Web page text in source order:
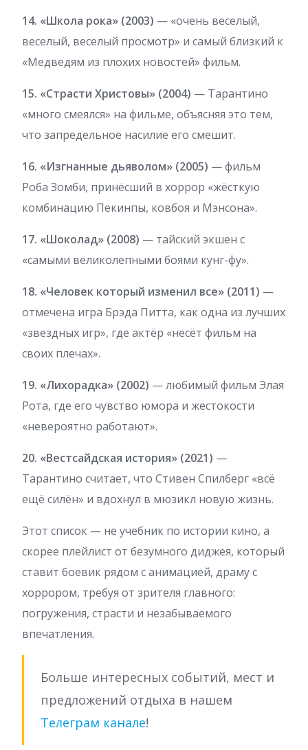
14. «Школа рока» (2003) — «очень веселый,
веселый, веселый просмотр» и самый близкий к
«Медведям из плохих новостей» фильм.
15. «Страсти Христовы» (2004) — Тарантино
«много смеялся» на фильме, объясняя это тем,
что запредельное насилие его смешит.
16. «Изгнанные дьяволом» (2005) — фильм
Роба Зомби, принёсший в хоррор «жёсткую
комбинацию Пекинпы, ковбоя и Мэнсона».
17. «Шоколад» (2008) — тайский экшен с
«самыми великолепными боями кунг-фу».
18. «Человек который изменил все» (2011) —
отмечена игра Брэда Питта, как одна из лучших
«звездных игр», где актёр «несёт фильм на
своих плечах».
19. «Лихорадка» (2002) — любимый фильм Элая
Рота, где его чувство юмора и жестокости
«невероятно работают».
20. «Вестсайдская история» (2021) —
Тарантино считает, что Стивен Спилберг «всё
ещё силён» и вдохнул в мюзикл новую жизнь.
Этот список — не учебник по истории кино, а
скорее плейлист от безумного диджея, который
ставит боевик рядом с анимацией, драму с
хоррором, требуя от зрителя главного:
погружения, страсти и незабываемого
впечатления.
Больше интересных событий, мест и
предложений отдыха в нашем
Телеграм канале!